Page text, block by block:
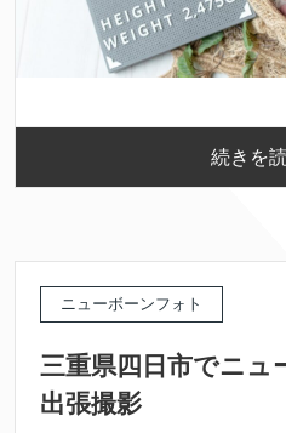
続きを
ニューボーンフォト
三重県四日市でニュ
出張撮影